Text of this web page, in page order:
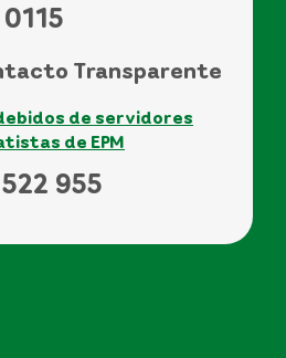
Transparente
de servidores
de EPM
955